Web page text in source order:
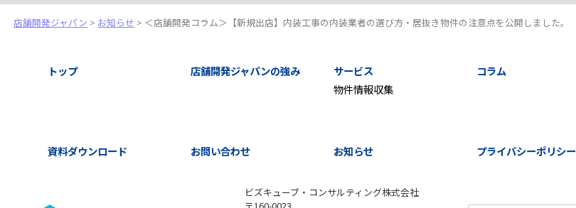
店舗開発ジャパン > お知らせ > ＜店舗開発コラム＞【新規出店】内装工事の内装業者の選び方・居抜き物件の注意点を公開しました。
トップ 店舗開発ジャパンの強み
サービス
物件情報収集
コラム
資料ダウンロード お問い合わせ お知らせ プライバシーポリシー
ビズキューブ・コンサルティング株式会社